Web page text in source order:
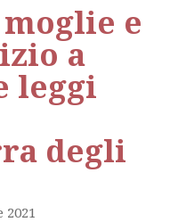
e
a
leggi
degli
2021